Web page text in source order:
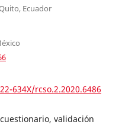
Ecuador
634X/rcso.2.2020.6486
validación